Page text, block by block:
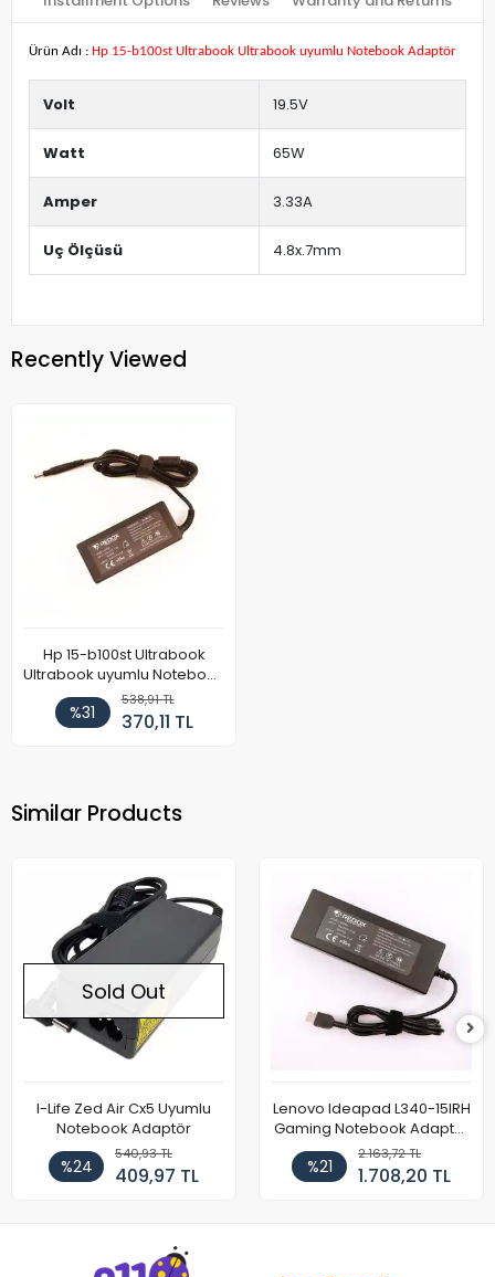
Ürün Adı : Hp 15-b100st Ultrabook Ultrabook uyumlu Notebook Adaptör
Volt 19.5V
Watt 65W
Amper 3.33A
Uç Ölçüsü 4.8x.7mm
Recently Viewed
Hp 15-b100st Ultrabook
Ultrabook uyumlu Notebook
Adaptör
%31
538,91 TL
370,11 TL
Similar Products
Sold Out
I-Life Zed Air Cx5 Uyumlu
Notebook Adaptör
%24
540,93 TL
409,97 TL
Lenovo Ideapad L340-15IRH
Gaming Notebook Adaptör
Cihazı Şarj Aleti (150W)
%21
2.163,72 TL
1.708,20 TL